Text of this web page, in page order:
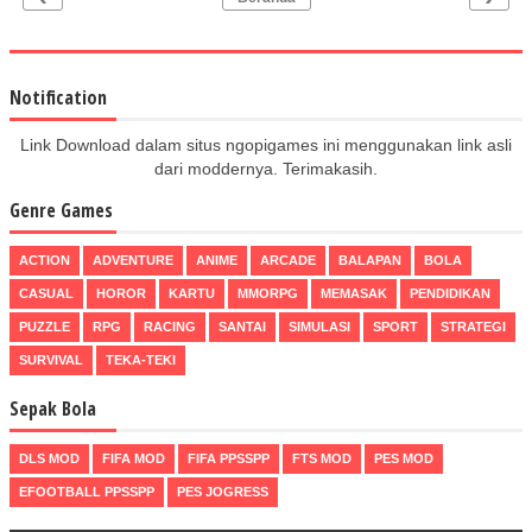
Notification
Link Download dalam situs ngopigames ini menggunakan link asli
dari moddernya. Terimakasih.
Genre Games
ACTION ADVENTURE ANIME ARCADE BALAPAN BOLA
CASUAL HOROR KARTU MMORPG MEMASAK PENDIDIKAN
PUZZLE RPG RACING SANTAI SIMULASI SPORT STRATEGI
SURVIVAL TEKA-TEKI
Sepak Bola
DLS MOD FIFA MOD FIFA PPSSPP FTS MOD PES MOD
EFOOTBALL PPSSPP PES JOGRESS